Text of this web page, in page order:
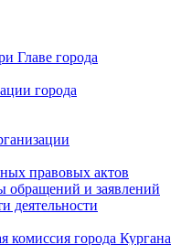
Главе города
города
правовых актов
обращений и заявлений
деятельности
комиссия города Кургана